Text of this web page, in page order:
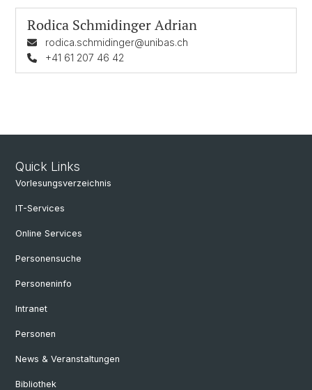
Rodica Schmidinger Adrian
rodica.schmidinger@unibas.ch
+41 61 207 46 42
Quick Links
Vorlesungsverzeichnis
IT-Services
Online Services
Personensuche
Personeninfo
Intranet
Personen
News & Veranstaltungen
Bibliothek